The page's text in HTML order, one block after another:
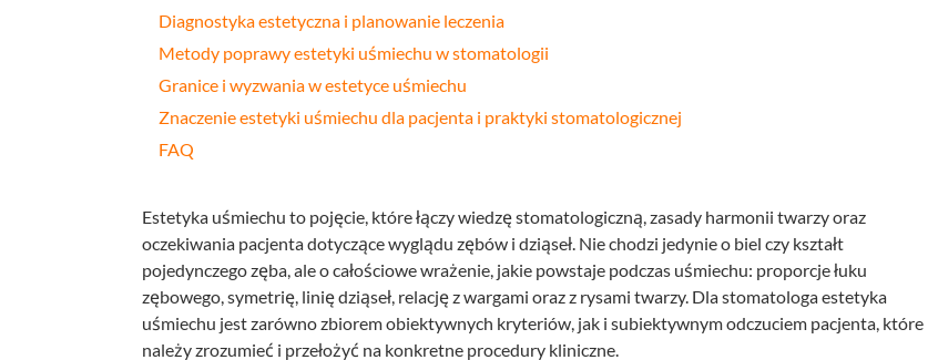
Diagnostyka estetyczna i planowanie leczenia
Metody poprawy estetyki uśmiechu w stomatologii
Granice i wyzwania w estetyce uśmiechu
Znaczenie estetyki uśmiechu dla pacjenta i praktyki stomatologicznej
FAQ
Estetyka uśmiechu to pojęcie, które łączy wiedzę stomatologiczną, zasady harmonii twarzy oraz
oczekiwania pacjenta dotyczące wyglądu zębów i dziąseł. Nie chodzi jedynie o biel czy kształt
pojedynczego zęba, ale o całościowe wrażenie, jakie powstaje podczas uśmiechu: proporcje łuku
zębowego, symetrię, linię dziąseł, relację z wargami oraz z rysami twarzy. Dla stomatologa estetyka
uśmiechu jest zarówno zbiorem obiektywnych kryteriów, jak i subiektywnym odczuciem pacjenta, które
należy zrozumieć i przełożyć na konkretne procedury kliniczne.